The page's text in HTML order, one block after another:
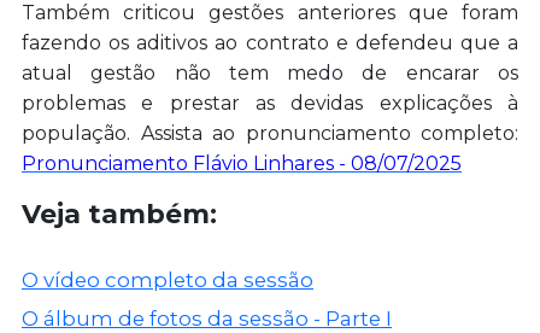
Também criticou gestões anteriores que foram
fazendo os aditivos ao contrato e defendeu que a
atual gestão não tem medo de encarar os
problemas e prestar as devidas explicações à
população. Assista ao pronunciamento completo:
Pronunciamento Flávio Linhares - 08/07/2025
Veja também:
O vídeo completo da sessão
O álbum de fotos da sessão - Parte I